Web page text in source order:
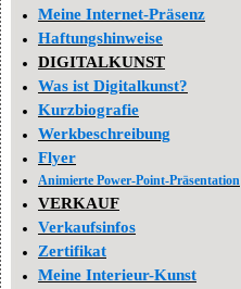
Meine Internet-Präsenz
Haftungshinweise
DIGITALKUNST
Was ist Digitalkunst?
Kurzbiografie
Werkbeschreibung
Flyer
Animierte Power-Point-Präsentation
VERKAUF
Verkaufsinfos
Zertifikat
Meine Interieur-Kunst